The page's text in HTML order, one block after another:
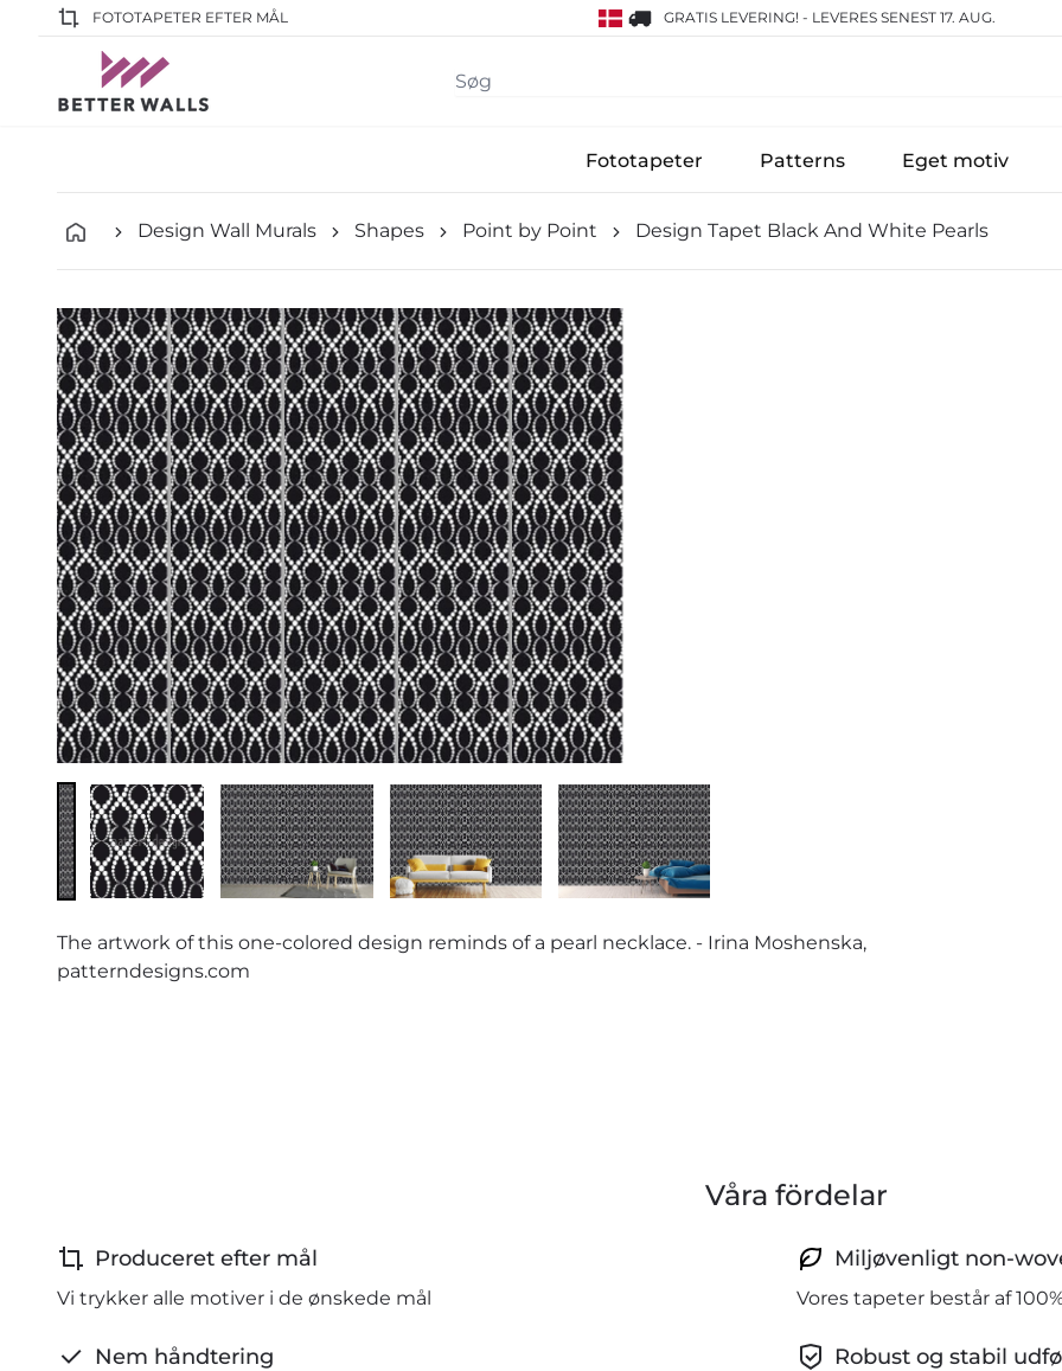
FOTOTAPETER EFTER MÅL GRATIS LEVERING! - LEVERES SENEST 17. AUG.
Fototapeter Patterns Eget motiv
Design Wall Murals Shapes Point by Point Design Tapet Black And White Pearls
The artwork of this one-colored design reminds of a pearl necklace. - Irina Moshenska,
patterndesigns.com
Våra fördelar
Produceret efter mål
Vi trykker alle motiver i de ønskede mål
Miljøvenligt non-
Vores tapeter består af
Nem håndtering Robust og stabil